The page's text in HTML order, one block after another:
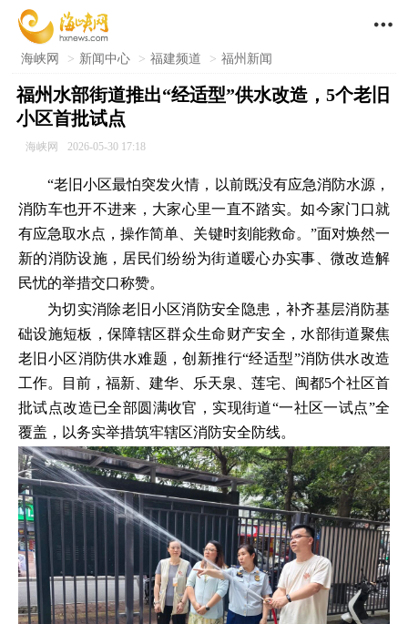

海峡网 > 新闻中心 > 福建频道 > 福州新闻
福州水部街道推出“经适型”供水改造，5个老旧
小区首批试点
海峡网 2026-05-30 17:18
“老旧小区最怕突发火情，以前既没有应急消防水源，
消防车也开不进来，大家心里一直不踏实。如今家门口就
有应急取水点，操作简单、关键时刻能救命。”面对焕然一
新的消防设施，居民们纷纷为街道暖心办实事、微改造解
民忧的举措交口称赞。
为切实消除老旧小区消防安全隐患，补齐基层消防基
础设施短板，保障辖区群众生命财产安全，水部街道聚焦
老旧小区消防供水难题，创新推行“经适型”消防供水改造
工作。目前，福新、建华、乐天泉、莲宅、闽都5个社区首
批试点改造已全部圆满收官，实现街道“一社区一试点”全
覆盖，以务实举措筑牢辖区消防安全防线。